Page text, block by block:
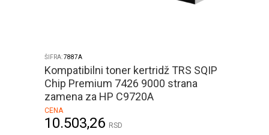
ŠIFRA:7887A
Kompatibilni toner kertridž TRS SQIP
Chip Premium 7426 9000 strana
zamena za HP C9720A
CENA
10.503,26 RSD